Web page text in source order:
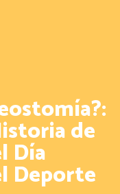
de
Día
Deporte